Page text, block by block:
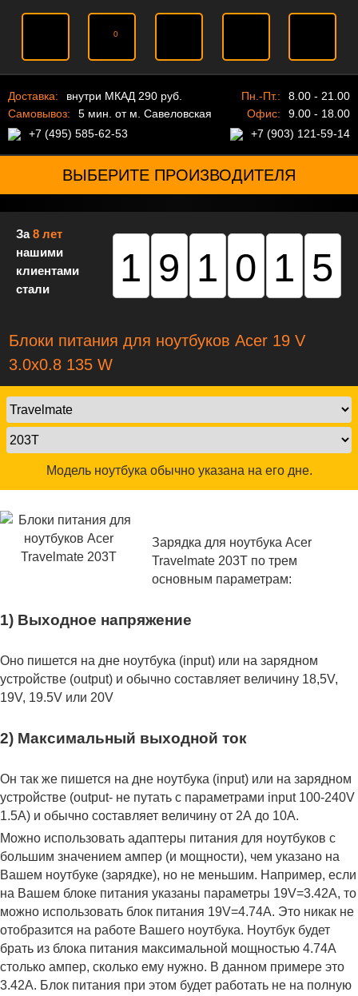
0
Доставка:
внутри МКАД 290 руб.
Самовывоз:
5 мин. от м. Савеловская
+7 (495) 585-62-53
Пн.-Пт.:
8.00 - 21.00
Офис:
9.00 - 18.00
+7 (903) 121-59-14
ВЫБЕРИТЕ ПРОИЗВОДИТЕЛЯ
За8 лет
нашими
клиентами
стали
191015
Блоки питания для ноутбуков Acer 19 V
3.0x0.8 135 W
Модель ноутбука обычно указана на его дне.
Зарядка для ноутбука Acer
Travelmate 203T по трем
основным параметрам:
1) Выходное напряжение
Оно пишется на дне ноутбука (input) или на зарядном
устройстве (output) и обычно составляет величину 18,5V,
19V, 19.5V или 20V
2) Максимальный выходной ток
Он так же пишется на дне ноутбука (input) или на зарядном
устройстве (output- не путать с параметрами input 100-240V
1.5A) и обычно составляет величину от 2А до 10A.
Можно использовать адаптеры питания для ноутбуков с
большим значением ампер (и мощности), чем указано на
Вашем ноутбуке (зарядке), но не меньшим. Например, если
на Вашем блоке питания указаны параметры 19V=3.42A, то
можно использовать блок питания 19V=4.74A. Это никак не
отобразится на работе Вашего ноутбука. Ноутбук будет
брать из блока питания максимальной мощностью 4.74А
столько ампер, сколько ему нужно. В данном примере это
3.42А. Блок питания при этом будет работать не на полную